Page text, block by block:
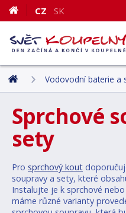
CZ SK
Vodovodní baterie a
Sprchové
sety
Pro sprchový kout
soupravy a sety, které
Instalujte je k sprchové
máme různé varianty